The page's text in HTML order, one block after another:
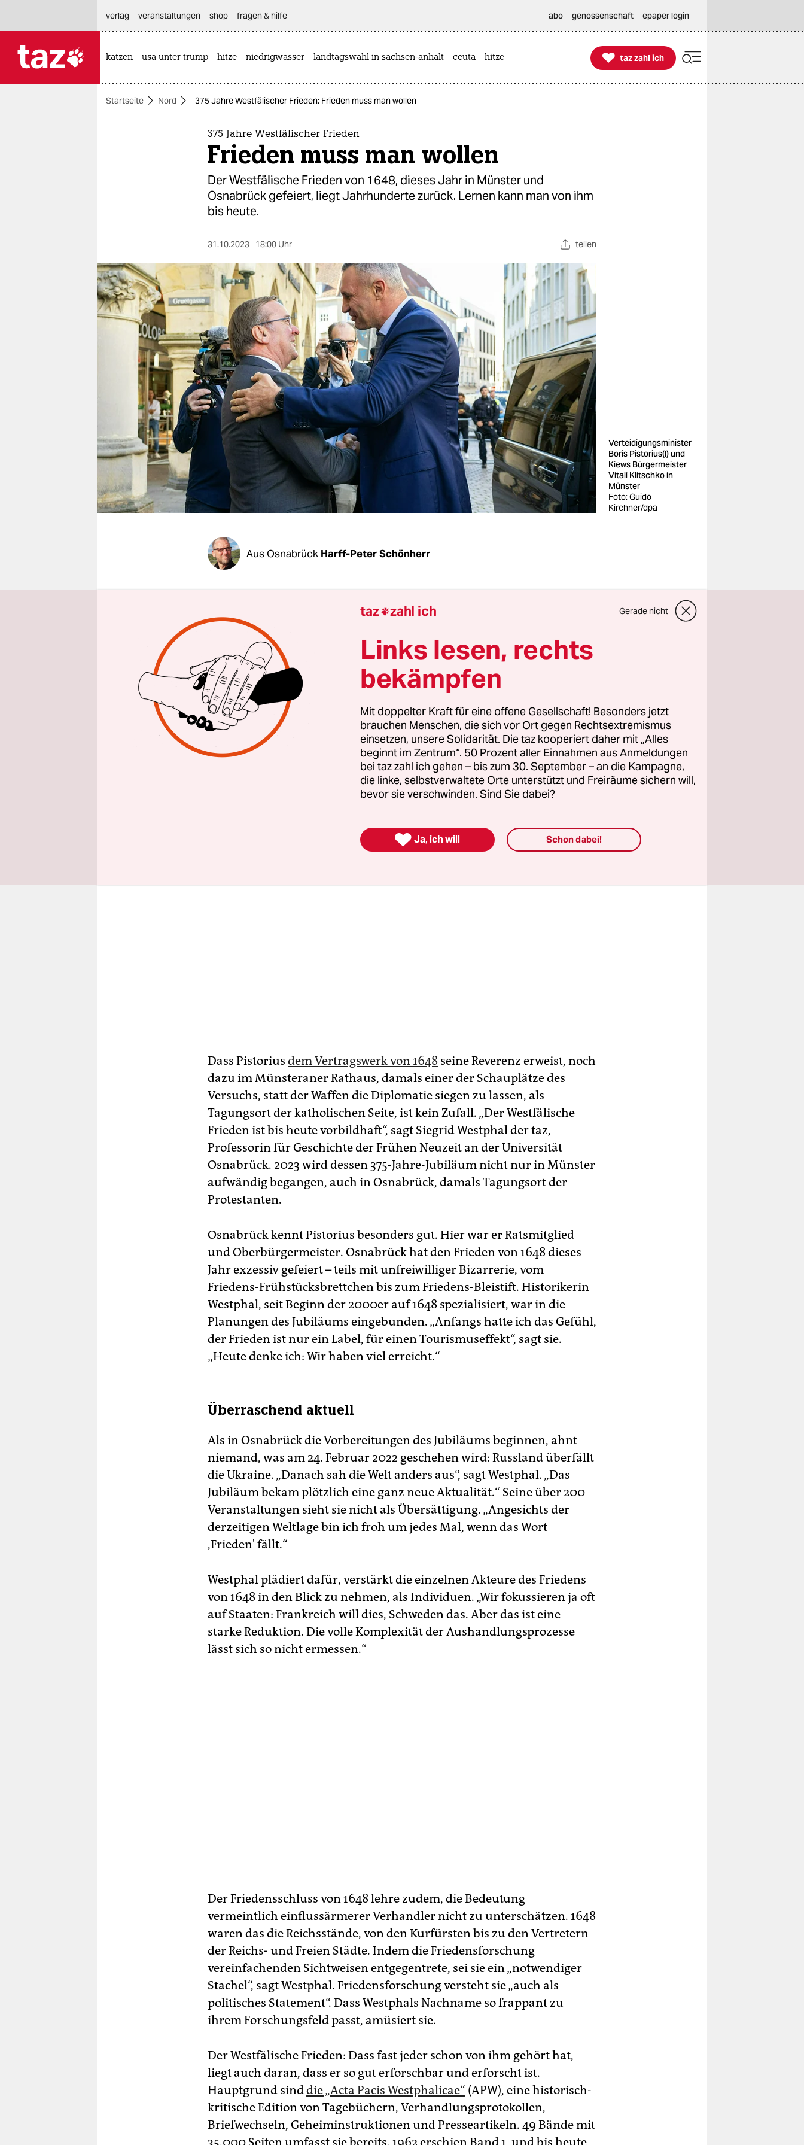
themen
berlin
nord
wahrheit
verlag
veranstaltungen
fragen & hilfe
unterstützen
abo
genossenschaft
verlag
veranstaltungen shop fragen & hilfe abo genossenschaft epaper login
katzen usa unter trump hitze niedrigwasser landtagswahl in sachsen-anhalt ceuta hitze 
taz zahl ich
taz zahl ich
Startseite Nord 375 Jahre Westfälischer Frieden: Frieden muss man wollen
375 Jahre Westfälischer Frieden
Frieden muss man wollen
Der Westfälische Frieden von 1648, dieses Jahr in Münster und
Osnabrück gefeiert, liegt Jahrhunderte zurück. Lernen kann man von ihm
bis heute.
31.10.2023 18:00 Uhr teilen
Verteidigungsminister
Boris Pistorius(l) und
Kiews Bürgermeister
Vitali Klitschko in
Münster
Foto: Guido
Kirchner/dpa
Aus Osnabrück Harff-Peter Schönherr
Dass deutsche VerteidigungsministerInnen Friedensschlüsse loben, ist
nichts Besonderes. Selten ist, dass sie dabei ans 17. Jahrhundert
denken. Verteidigungsminister Boris Pistorius (SPD) hat es getan, auf
der „Westfäli­schen Friedenskonferenz“ in Münster, Mitte September. Es
ging um Kriege der Gegenwart, nicht zuletzt um die Ukraine, aber
minutenlang sprach Pistorius über den Westfälischen Frieden von
1648, das Ende des Dreißigjährigen Krieges.
Er sei „mit dem Westfälischen Frieden groß geworden“, sagte Pistorius
in seiner Eröffnungsrede. Dieser stelle „noch heute eine echte
Inspirationsquelle“ dar und lehre, „mit ausreichendem Willen, den
richtigen Bedingungen, vor allem mit Mut und Kreativität, ist Frieden
Dass Pistorius dem Vertragswerk von 1648 seine Reverenz erweist, noch
dazu im Münsteraner Rathaus, damals einer der Schauplätze des
Versuchs, statt der Waffen die Diplomatie siegen zu lassen, als
Tagungsort der katholischen Seite, ist kein Zufall. „Der Westfälische
Frieden ist bis heute vorbildhaft“, sagt Siegrid Westphal der taz,
Professorin für Geschichte der Frühen Neuzeit an der Universität
Osnabrück. 2023 wird dessen 375-Jahre-Jubiläum nicht nur in Münster
aufwändig begangen, auch in Osnabrück, damals Tagungsort der
Protestanten.
Osnabrück kennt Pistorius besonders gut. Hier war er Ratsmitglied
und Oberbürgermeister. Osnabrück hat den Frieden von 1648 dieses
Jahr exzessiv gefeiert – teils mit unfreiwilliger Bizarrerie, vom
Friedens-Frühstücksbrettchen bis zum Friedens-Bleistift. Historikerin
Westphal, seit Beginn der 2000er auf 1648 spezialisiert, war in die
Planungen des Jubiläums eingebunden. „Anfangs hatte ich das Gefühl,
der Frieden ist nur ein Label, für einen Tourismuseffekt“, sagt sie.
„Heute denke ich: Wir haben viel erreicht.“
Überraschend aktuell
Als in Osnabrück die Vorbereitungen des Jubiläums beginnen, ahnt
niemand, was am 24. Februar 2022 geschehen wird: Russland überfällt
die Ukraine. „Danach sah die Welt anders aus“, sagt Westphal. „Das
Jubiläum bekam plötzlich eine ganz neue Aktualität.“ Seine über 200
Veranstaltungen sieht sie nicht als Übersättigung. „Angesichts der
derzeitigen Weltlage bin ich froh um jedes Mal, wenn das Wort
,Frieden' fällt.“
Westphal plädiert dafür, verstärkt die einzelnen Akteure des Friedens
von 1648 in den Blick zu nehmen, als Individuen. „Wir fokussieren ja oft
auf Staaten: Frankreich will dies, Schweden das. Aber das ist eine
starke Reduktion. Die volle Komplexität der Aushandlungsprozesse
lässt sich so nicht ermessen.“
Der Friedensschluss von 1648 lehre zudem, die Bedeutung
vermeintlich einflussärmerer Verhandler nicht zu unterschätzen. 1648
waren das die Reichsstände, von den Kurfürsten bis zu den Vertretern
der Reichs- und Freien Städte. Indem die Friedensforschung
vereinfachenden Sichtweisen entgegentrete, sei sie ein „notwendiger
Stachel“, sagt Westphal. Friedensforschung versteht sie „auch als
politisches Statement“. Dass Westphals Nachname so frappant zu
ihrem Forschungsfeld passt, amüsiert sie.
Der Westfälische Frieden: Dass fast jeder schon von ihm gehört hat,
liegt auch daran, dass er so gut erforschbar und erforscht ist.
Hauptgrund sinddie „Acta Pacis Westphalicae“ (APW), eine historisch-
kritische Edition von Tagebüchern, Verhandlungsprotokollen,
Briefwechseln, Geheiminstruktionen und Presseartikeln. 49 Bände mit
35.000 Seiten umfasst sie bereits. 1962 erschien Band 1, und bis heute
taz zahl ich Gerade nicht
Links lesen, rechts
bekämpfen
Mit doppelter Kraft für eine offene Gesellschaft! Besonders jetzt
brauchen Menschen, die sich vor Ort gegen Rechtsextremismus
einsetzen, unsere Solidarität. Die taz kooperiert daher mit „Alles
beginnt im Zentrum“. 50 Prozent aller Einnahmen aus Anmeldungen
bei taz zahl ich gehen – bis zum 30. September – an die Kampagne,
die linke, selbstverwaltete Orte unterstützt und Freiräume sichern will,
bevor sie verschwinden. Sind Sie dabei?
 Ja, ich will Schon dabei!